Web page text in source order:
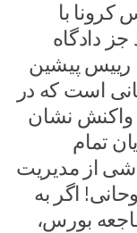
کرونا با
دادگاه
رییس پیشین
است که در
واکنش نشان
تمام
از مدیریت
اگر به
فاجعه بورس،